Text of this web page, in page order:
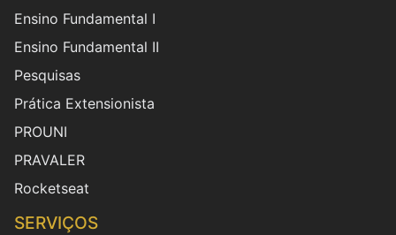
Ensino Fundamental I
Ensino Fundamental II
Pesquisas
Prática Extensionista
PROUNI
PRAVALER
Rocketseat
SERVIÇOS